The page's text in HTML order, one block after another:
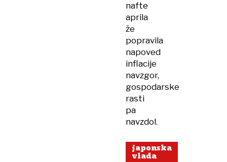
nafte
aprila
že
popravila
napoved
inflacije
navzgor,
gospodarske
rasti
pa
navzdol.
japonska
vlada